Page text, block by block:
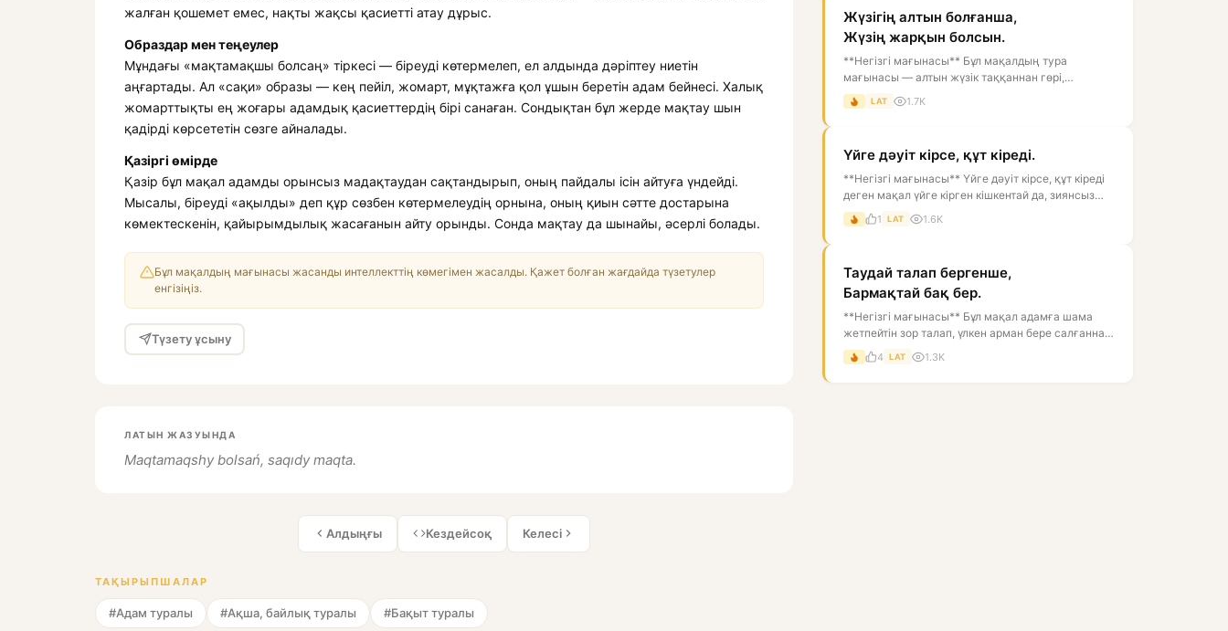
жалған қошемет емес, нақты жақсы қасиетті атау дұрыс.
Образдар мен теңеулер
Мұндағы «мақтамақшы болсаң» тіркесі — біреуді көтермелеп, ел алдында дәріптеу ниетін
аңғартады. Ал «сақи» образы — кең пейіл, жомарт, мұқтажға қол ұшын беретін адам бейнесі. Халық
жомарттықты ең жоғары адамдық қасиеттердің бірі санаған. Сондықтан бұл жерде мақтау шын
қадірді көрсететін сөзге айналады.
Қазіргі өмірде
Қазір бұл мақал адамды орынсыз мадақтаудан сақтандырып, оның пайдалы ісін айтуға үндейді.
Мысалы, біреуді «ақылды» деп құр сөзбен көтермелеудің орнына, оның қиын сәтте достарына
көмектескенін, қайырымдылық жасағанын айту орынды. Сонда мақтау да шынайы, әсерлі болады.
Бұл мақалдың мағынасы жасанды интеллекттің көмегімен жасалды. Қажет болған жағдайда түзетулер
енгізіңіз.
Түзету ұсыну
ЛАТЫН ЖАЗУЫНДА
Maqtamaqshy bolsań, saqıdy maqta.
Алдыңғы Кездейсоқ Келесі
ТАҚЫРЫПШАЛАР
#Адам туралы #Ақша, байлық туралы #Бақыт туралы
Жүзігің алтын болғанша,
Жүзің жарқын болсын.
**Негізгі мағынасы** Бұл мақалдың тура
мағынасы — алтын жүзік таққаннан гөрі,
адамның жүзі ашық, нұрлы, көрікті болғаны...
LAT 1.7K
Үйге дәуіт кірсе, құт кіреді.
**Негізгі мағынасы** Үйге дәуіт кірсе, құт кіреді
деген мақал үйге кірген кішкентай да, зиянсыз
жәндікті жақсылықтың бел...
1 LAT 1.6K
Таудай талап бергенше,
Бармақтай бақ бер.
**Негізгі мағынасы** Бұл мақал адамға шама
жетпейтін зор талап, үлкен арман бере салғаннан
гөрі, соған сәйкес келетін ба...
4 LAT 1.3K